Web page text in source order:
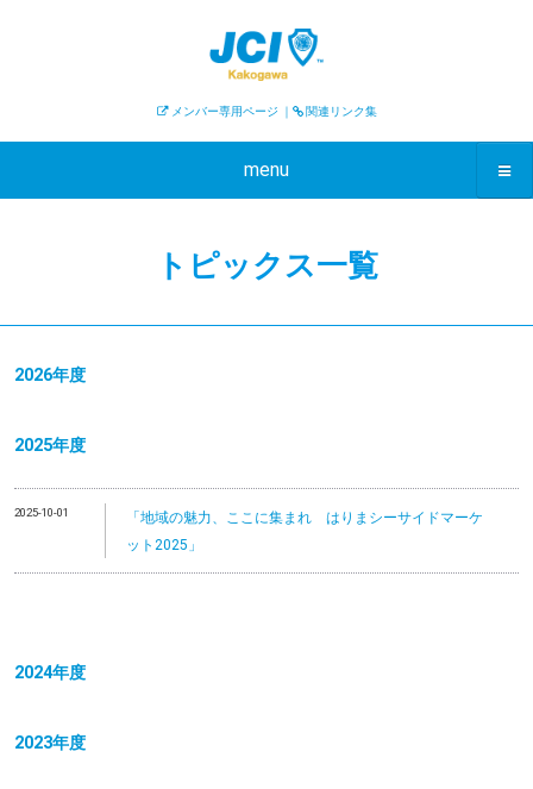
メンバー専用ページ ｜ 関連リンク集
menu
トピックス一覧
2026年度
2025年度
2025-10-01
「地域の魅力、ここに集まれ はりまシーサイドマーケ
ット2025」
2024年度
2023年度